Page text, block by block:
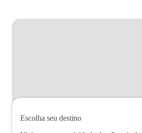
Escolha seu destino